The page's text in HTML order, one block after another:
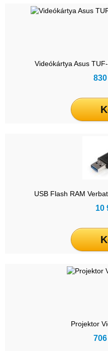
Videókártya Asus
USB Flash RAM
10
Projektor